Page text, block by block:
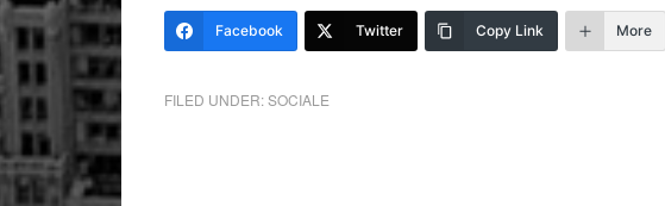
Facebook Twitter Copy Link More
FILED UNDER:SOCIALE